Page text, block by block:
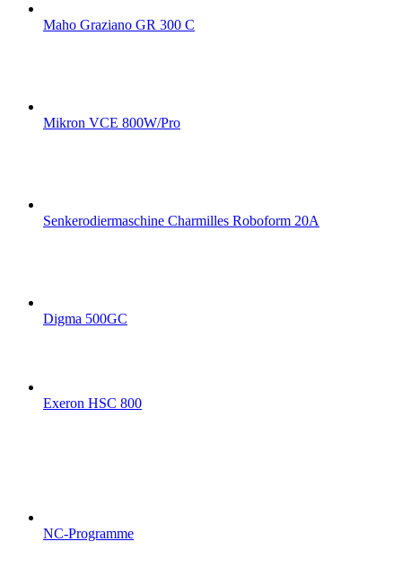
Maho Graziano GR 300 C
Mikron VCE 800W/Pro
Senkerodiermaschine Charmilles Roboform 20A
Digma 500GC
Exeron HSC 800
NC-Programme